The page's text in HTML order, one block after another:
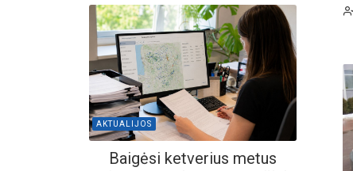
AKTUALIJOS
Baigėsi ketverius metus